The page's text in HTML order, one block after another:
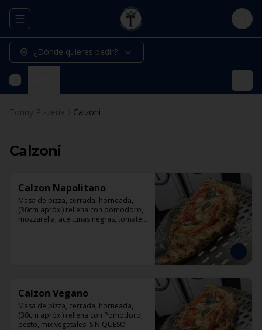
Abrir menu de navegación Login
¿Dónde quieres pedir?
Tonny Pizzeria Calzoni
Calzoni
Calzon Napolitano
Masa de pizza, cerrada, horneada,
(30cm apróx.) rellena con pomodoro,
mozzarella, aceitunas negras, tomate,
Calzon Vegano
Masa de pizza, cerrada, horneada,
(30cm apróx.) rellena con Pomodoro,
pesto, mix vegetales. SIN QUESO